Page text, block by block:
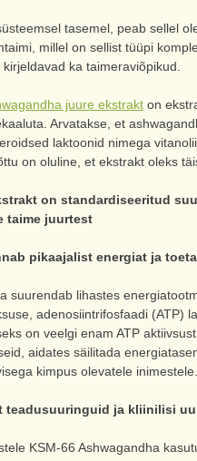
tasemel, peab sellel
millel on sellist tüüpi
ka taimeraviõpikud.
juure ekstrakt on
Arvatakse, et
laktoonid nimega
on oluline, et ekstrakt oleks
on standardiseeritud
taime juurtest
pikaajalist energiat ja
suurendab lihastes
adenosiintrifosfaadi (ATP)
on veelgi enam ATP
aidates säilitada
kimpus olevatele inimestele.
teadusuuringuid ja kliinilisi
KSM-66 Ashwagandha